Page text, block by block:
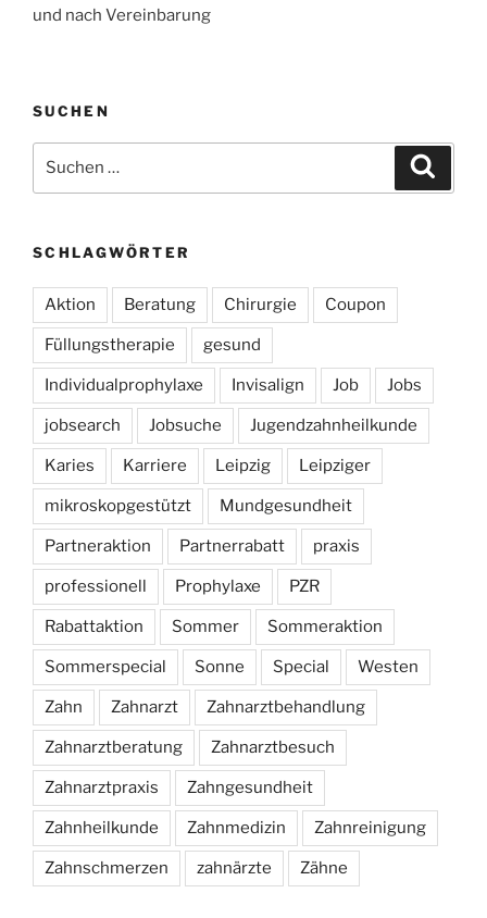
und nach Vereinbarung
SUCHEN
nach:
SCHLAGWÖRTER
Aktion Beratung Chirurgie Coupon
Füllungstherapie gesund
Individualprophylaxe Invisalign Job Jobs
jobsearch Jobsuche Jugendzahnheilkunde
Karies Karriere Leipzig Leipziger
mikroskopgestützt Mundgesundheit
Partneraktion Partnerrabatt praxis
professionell Prophylaxe PZR
Rabattaktion Sommer Sommeraktion
Sommerspecial Sonne Special Westen
Zahn Zahnarzt Zahnarztbehandlung
Zahnarztberatung Zahnarztbesuch
Zahnarztpraxis Zahngesundheit
Zahnheilkunde Zahnmedizin Zahnreinigung
Zahnschmerzen zahnärzte Zähne